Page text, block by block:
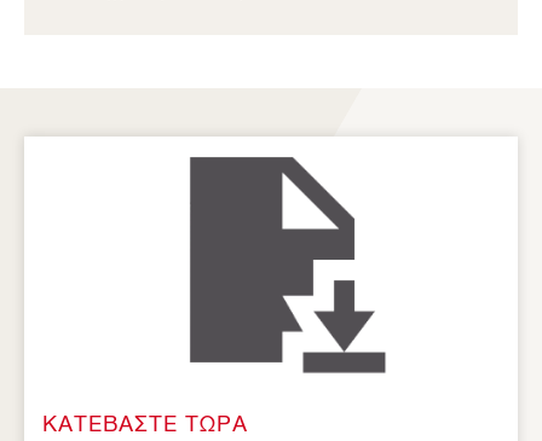
ΚΑΤΕΒΆΣΤΕ ΤΏΡΑ